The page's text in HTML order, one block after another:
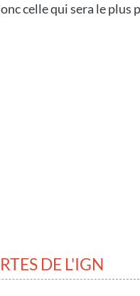
celle qui sera le plus
DE L'IGN